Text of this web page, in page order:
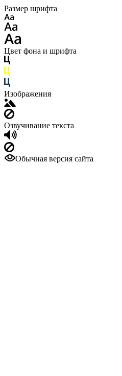
Размер шрифта
Цвет фона и шрифта
Изображения
Озвучивание текста
Обычная версия сайта